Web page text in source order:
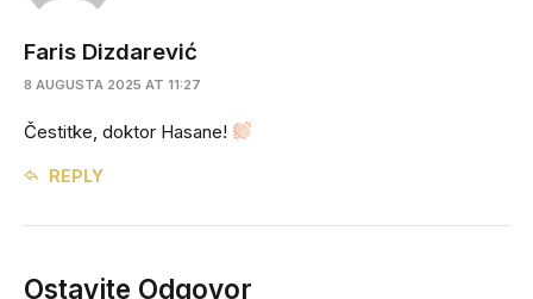
Faris Dizdarević
8 AUGUSTA 2025 AT 11:27
Čestitke, doktor Hasane!
REPLY
Ostavite Odgovor